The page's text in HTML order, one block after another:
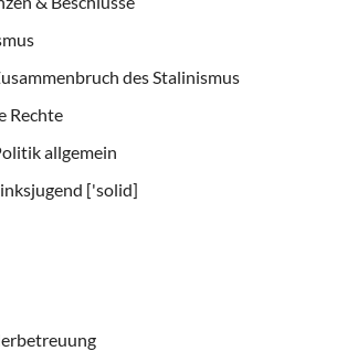
des Stalinismus
Rechte
allgemein
['solid]